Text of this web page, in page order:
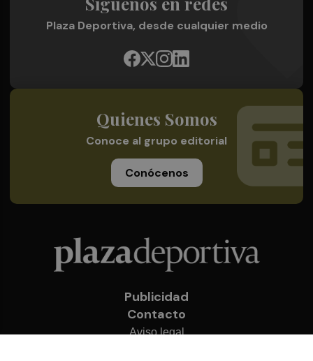
Plaza Deportiva, desde cualquier medio
Quienes Somos
Conoce al grupo editorial
Conócenos
Publicidad
Contacto
Aviso legal